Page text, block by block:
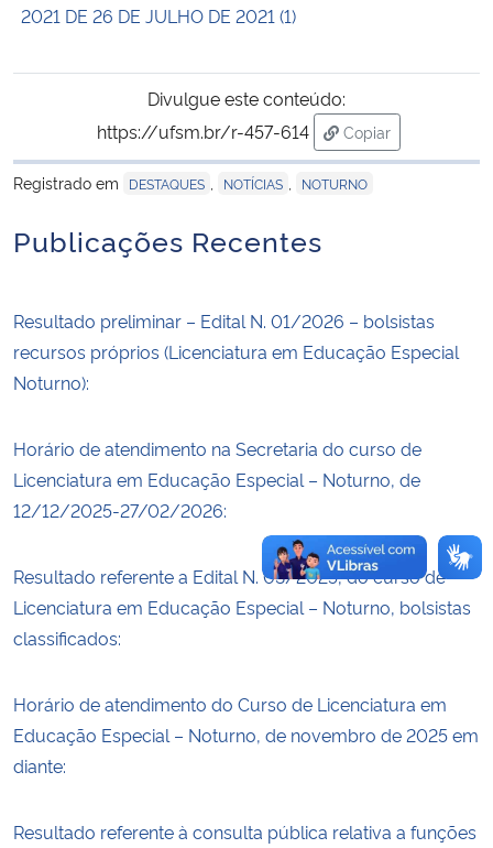
Gabinete de Segurança Institucional
2021 DE 26 DE JULHO DE 2021 (1)
Divulgue este conteúdo:
https://ufsm.br/r-457-614
Copiar
para área de
Registrado em
DESTAQUES NOTÍCIAS NOTURNO
Publicações Recentes
Resultado preliminar – Edital N. 01/2026 – bolsistas
recursos próprios (Licenciatura em Educação Especial
Noturno):
Horário de atendimento na Secretaria do curso de
Licenciatura em Educação Especial – Noturno, de
12/12/2025-27/02/2026:
Resultado referente a Edital N. 03/2025, do curso de
Licenciatura em Educação Especial – Noturno, bolsistas
classificados:
Horário de atendimento do Curso de Licenciatura em
Educação Especial – Noturno, de novembro de 2025 em
diante:
Resultado referente à consulta pública relativa a funções